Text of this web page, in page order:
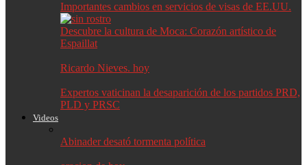
Importantes cambios en servicios de visas de EE.UU.
Descubre la cultura de Moca: Corazón artístico de
Espaillat
Ricardo Nieves. hoy
Expertos vaticinan la desaparición de los partidos PRD,
PLD y PRSC
Videos
Abinader desató tormenta política